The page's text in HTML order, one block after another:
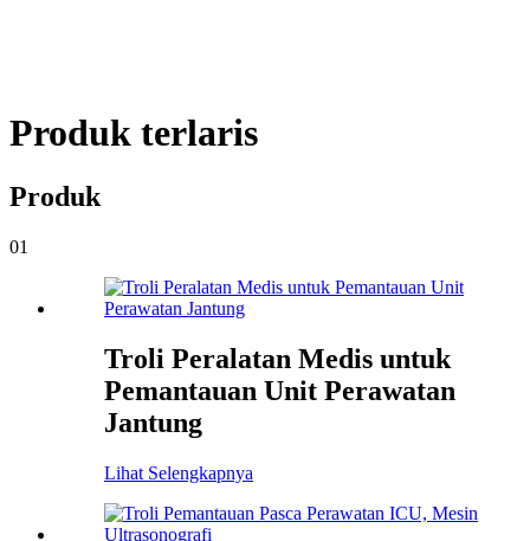
Produk terlaris
Produk
01
Troli Peralatan Medis untuk
Pemantauan Unit Perawatan
Jantung
Lihat Selengkapnya